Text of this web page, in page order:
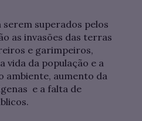
superados pelos
as invasões das terras
e garimpeiros,
vida da população e a
ambiente, aumento da
e a falta de